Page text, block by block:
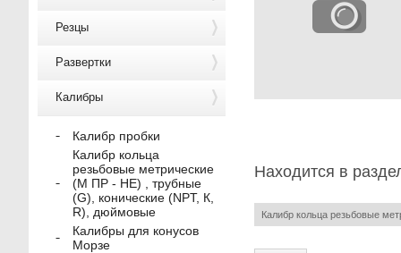
Находится в
Калибр кольца резьбовые
Резцы
Развертки
Калибры
Калибр пробки
Калибр кольца
резьбовые метрические
(М ПР - НЕ) , трубные
(G), конические (NPT, К,
R), дюймовые
Калибры для конусов
Морзе